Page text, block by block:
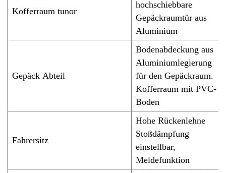
Kofferraum tunor
hochschiebbare
Gepäckraumtür aus
Aluminium
Gepäck Abteil
Bodenabdeckung aus
Aluminiumlegierung
für den Gepäckraum.
Kofferraum mit PVC-
Boden
Fahrersitz
Hohe Rückenlehne
Stoßdämpfung
einstellbar,
Meldefunktion